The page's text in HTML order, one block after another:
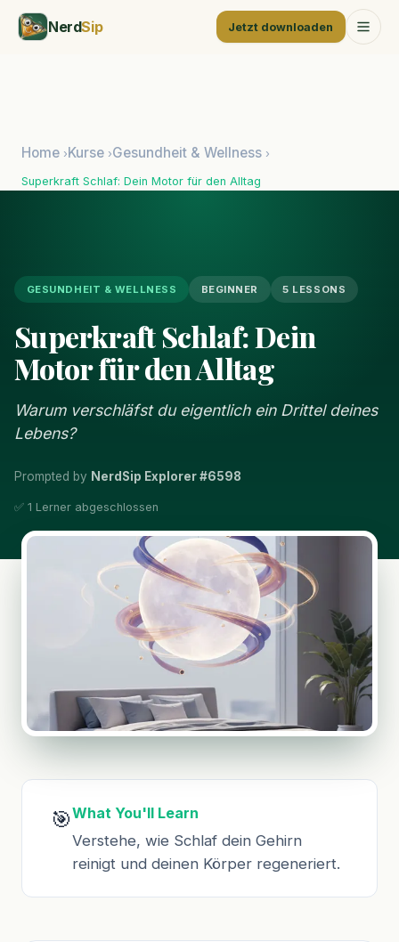
NerdSip Jetzt downloaden
Home ›Kurse ›Gesundheit & Wellness ›
Superkraft Schlaf: Dein Motor für den Alltag
GESUNDHEIT & WELLNESS BEGINNER 5 LESSONS
Superkraft Schlaf: Dein
Motor für den Alltag
Warum verschläfst du eigentlich ein Drittel deines
Lebens?
Prompted by NerdSip Explorer #6598
✅ 1 Lerner abgeschlossen
🎯What You'll Learn
Verstehe, wie Schlaf dein Gehirn
reinigt und deinen Körper regeneriert.